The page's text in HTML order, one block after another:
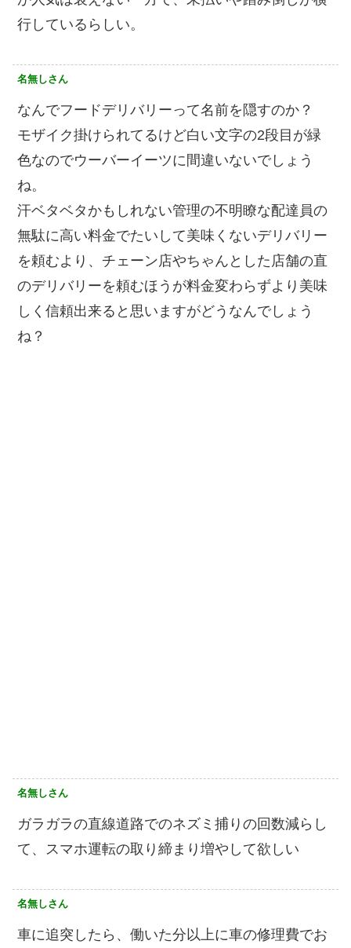
行しているらしい。
名無しさん
なんでフードデリバリーって名前を隠すのか？
モザイク掛けられてるけど白い文字の2段目が緑
色なのでウーバーイーツに間違いないでしょう
ね。
汗ベタベタかもしれない管理の不明瞭な配達員の
無駄に高い料金でたいして美味くないデリバリー
を頼むより、チェーン店やちゃんとした店舗の直
のデリバリーを頼むほうが料金変わらずより美味
しく信頼出来ると思いますがどうなんでしょう
ね？
名無しさん
ガラガラの直線道路でのネズミ捕りの回数減らし
て、スマホ運転の取り締まり増やして欲しい
名無しさん
車に追突したら、働いた分以上に車の修理費でお